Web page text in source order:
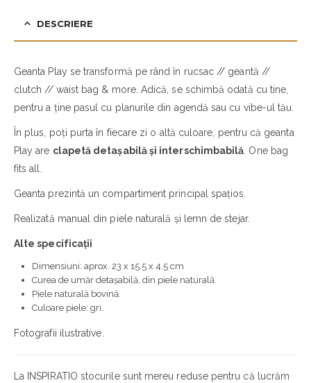
DESCRIERE
Geanta Play se transformă pe rând în rucsac // geantă //
clutch // waist bag & more. Adică, se schimbă odată cu tine,
pentru a ține pasul cu planurile din agendă sau cu vibe-ul tău.
În plus, poți purta în fiecare zi o altă culoare, pentru că geanta
Play are clapetă detașabilă și interschimbabilă . One bag
fits all.
Geanta prezintă un compartiment principal spațios.
Realizată manual din piele naturală și lemn de stejar.
Alte specificații
Dimensiuni: aprox. 23 x 15.5 x 4.5 cm
Curea de umăr detașabilă, din piele naturală.
Piele naturală bovină.
Culoare piele: gri.
Fotografii ilustrative.
La INSPIRATIO stocurile sunt mereu reduse pentru că lucrăm